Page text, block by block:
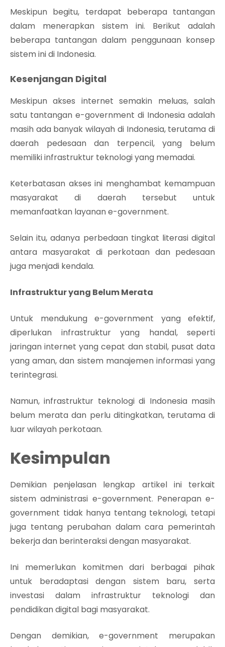
Meskipun begitu, terdapat beberapa tantangan
dalam menerapkan sistem ini. Berikut adalah
beberapa tantangan dalam penggunaan konsep
sistem ini di Indonesia.
Kesenjangan Digital
Meskipun akses internet semakin meluas, salah
satu tantangan e-government di Indonesia adalah
masih ada banyak wilayah di Indonesia, terutama di
daerah pedesaan dan terpencil, yang belum
memiliki infrastruktur teknologi yang memadai.
Keterbatasan akses ini menghambat kemampuan
masyarakat di daerah tersebut untuk
memanfaatkan layanan e-government.
Selain itu, adanya perbedaan tingkat literasi digital
antara masyarakat di perkotaan dan pedesaan
juga menjadi kendala.
Infrastruktur yang Belum Merata
Untuk mendukung e-government yang efektif,
diperlukan infrastruktur yang handal, seperti
jaringan internet yang cepat dan stabil, pusat data
yang aman, dan sistem manajemen informasi yang
terintegrasi.
Namun, infrastruktur teknologi di Indonesia masih
belum merata dan perlu ditingkatkan, terutama di
luar wilayah perkotaan.
Kesimpulan
Demikian penjelasan lengkap artikel ini terkait
sistem administrasi e-government. Penerapan e-
government tidak hanya tentang teknologi, tetapi
juga tentang perubahan dalam cara pemerintah
bekerja dan berinteraksi dengan masyarakat.
Ini memerlukan komitmen dari berbagai pihak
untuk beradaptasi dengan sistem baru, serta
investasi dalam infrastruktur teknologi dan
pendidikan digital bagi masyarakat.
Dengan demikian, e-government merupakan